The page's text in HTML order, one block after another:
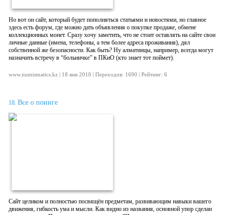
Но вот он сайт, который будет пополняться статьями и новостями, но главное
здесь есть форум, где можно дать объявления о покупке продаже, обмене
коллекционных монет. Сразу хочу заметить, что не стоит оставлять на сайте свои
личные данные (имена, телефоны, а тем более адреса проживания), дял
собственной же безопасности. Как быть? Ну алматинцы, например, всегда могут
назначить встречу в “больничке” в ПКиО (кто знает тот поймет).
www.numismatics.kz | 18 янв 2010 | Переходов: 1690 | Рейтинг: 6
18. Все о поинге
Сайт целиком и полностью посвящён предметам, развивающим навыки вашего
движения, гибкость ума и мысли. Как видно из названия, основной упор сделан